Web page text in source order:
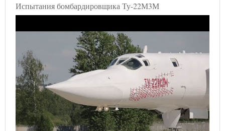
Испытания бомбардировщика Ту-22М3М